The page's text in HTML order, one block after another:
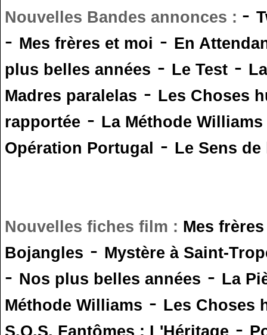
Nouvelles Bandes annonces : -
- Mes frères et moi - En
plus belles années - Le Test -
Madres paralelas - Les Choses
rapportée - La Méthode Williams
Opération Portugal - Le Sens
Nouvelles fiches film : Mes
Bojangles - Mystère à Saint-
- Nos plus belles années - La
Méthode Williams - Les Choses
S.O.S. Fantômes : L'Héritage -